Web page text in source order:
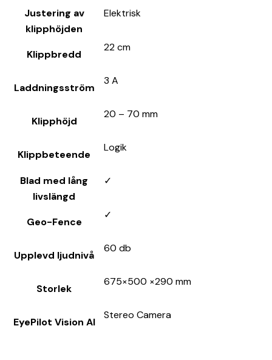
Justering av
klipphöjden
Elektrisk
Klippbredd
22 cm
Laddningsström
3 A
Klipphöjd
20 – 70 mm
Klippbeteende
Logik
Blad med lång
livslängd
✓
Geo-Fence
✓
Upplevd ljudnivå
60 db
Storlek
675×500 ×290 mm
EyePilot Vision AI
Stereo Camera